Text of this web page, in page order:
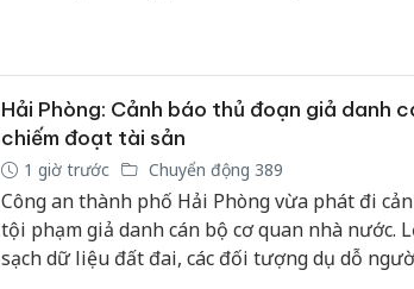
Hải Phòng: Cảnh báo thủ đoạn giả danh
chiếm đoạt tài sản
1 giờ trước Chuyển động 389
Công an thành phố Hải Phòng vừa phát đi
tội phạm giả danh cán bộ cơ quan nhà nước.
sạch dữ liệu đất đai, các đối tượng dụ dỗ